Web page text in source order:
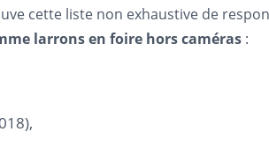
cette liste non exhaustive de
larrons en foire hors caméras :